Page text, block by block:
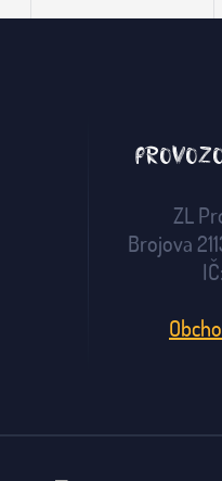
ZL
Brojova